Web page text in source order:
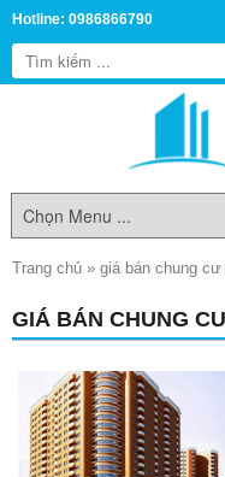
Hotline: 0986866790
Trang chủ » giá bán chung
GIÁ BÁN CHUNG